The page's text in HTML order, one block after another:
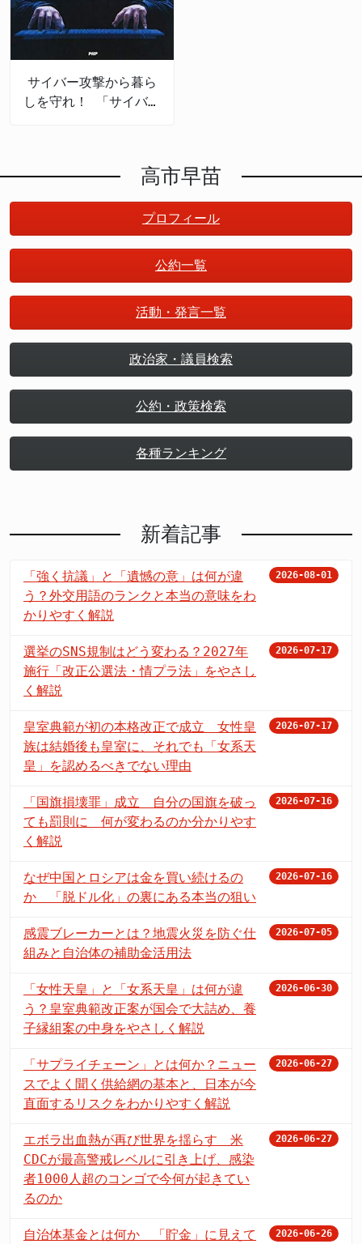
サイバー攻撃から暮ら
しを守れ！ 「サイバー
高市早苗
プロフィール
公約一覧
活動・発言一覧
政治家・議員検索
公約・政策検索
各種ランキング
新着記事
「強く抗議」と「遺憾の意」は何が違
う？外交用語のランクと本当の意味をわ
かりやすく解説
2026-08-01
選挙のSNS規制はどう変わる？2027年
施行「改正公選法・情プラ法」をやさし
く解説
2026-07-17
皇室典範が初の本格改正で成立 女性皇
族は結婚後も皇室に、それでも「女系天
皇」を認めるべきでない理由
2026-07-17
「国旗損壊罪」成立 自分の国旗を破っ
ても罰則に 何が変わるのか分かりやす
く解説
2026-07-16
なぜ中国とロシアは金を買い続けるの
か 「脱ドル化」の裏にある本当の狙い
2026-07-16
感震ブレーカーとは？地震火災を防ぐ仕
組みと自治体の補助金活用法
2026-07-05
「女性天皇」と「女系天皇」は何が違
う？皇室典範改正案が国会で大詰め、養
子縁組案の中身をやさしく解説
2026-06-30
「サプライチェーン」とは何か？ニュー
スでよく聞く供給網の基本と、日本が今
直面するリスクをわかりやすく解説
2026-06-27
エボラ出血熱が再び世界を揺らす 米
CDCが最高警戒レベルに引き上げ、感染
者1000人超のコンゴで今何が起きてい
るのか
2026-06-27
自治体基金とは何か 「貯金」に見えて 2026-06-26